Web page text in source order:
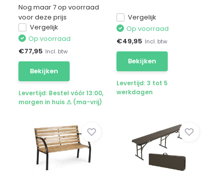
Nog maar 7 op voorraad
voor deze prijs
Vergelijk
Op voorraad
€77,95 Incl. btw
Bekijken
Levertijd: Bestel vóór 13:00,
morgen in huis ⚠ (ma-vrij)
Vergelijk
Op voorraad
€49,95 Incl. btw
Bekijken
Levertijd: 3 tot 5
werkdagen